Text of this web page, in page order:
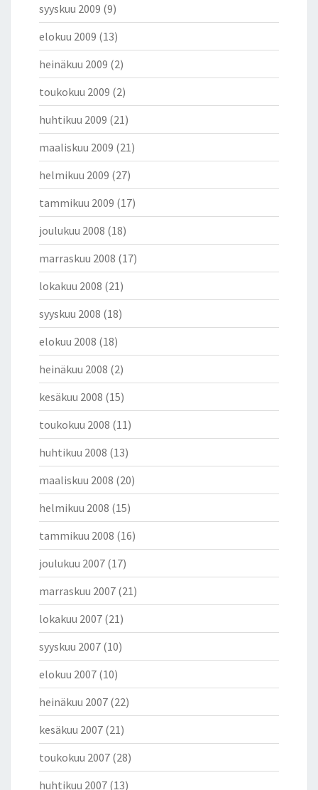
syyskuu 2009 (9)
elokuu 2009 (13)
heinäkuu 2009 (2)
toukokuu 2009 (2)
huhtikuu 2009 (21)
maaliskuu 2009 (21)
helmikuu 2009 (27)
tammikuu 2009 (17)
joulukuu 2008 (18)
marraskuu 2008 (17)
lokakuu 2008 (21)
syyskuu 2008 (18)
elokuu 2008 (18)
heinäkuu 2008 (2)
kesäkuu 2008 (15)
toukokuu 2008 (11)
huhtikuu 2008 (13)
maaliskuu 2008 (20)
helmikuu 2008 (15)
tammikuu 2008 (16)
joulukuu 2007 (17)
marraskuu 2007 (21)
lokakuu 2007 (21)
syyskuu 2007 (10)
elokuu 2007 (10)
heinäkuu 2007 (22)
kesäkuu 2007 (21)
toukokuu 2007 (28)
huhtikuu 2007 (13)